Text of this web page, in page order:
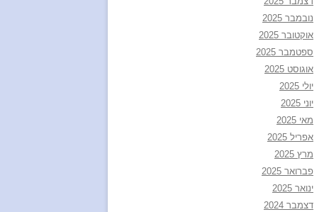
נובמבר 2025
אוקטובר 2025
ספטמבר 2025
אוגוסט 2025
יולי 2025
יוני 2025
מאי 2025
אפריל 2025
מרץ 2025
פברואר 2025
ינואר 2025
דצמבר 2024